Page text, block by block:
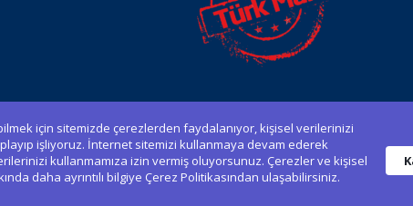
için sitemizde çerezlerden faydalanıyor, kişisel verilerinizi
işliyoruz. İnternet sitemizi kullanmaya devam ederek
kullanmamıza izin vermiş oluyorsunuz. Çerezler ve kişisel
daha ayrıntılı bilgiye Çerez Politikasından ulaşabilirsiniz.